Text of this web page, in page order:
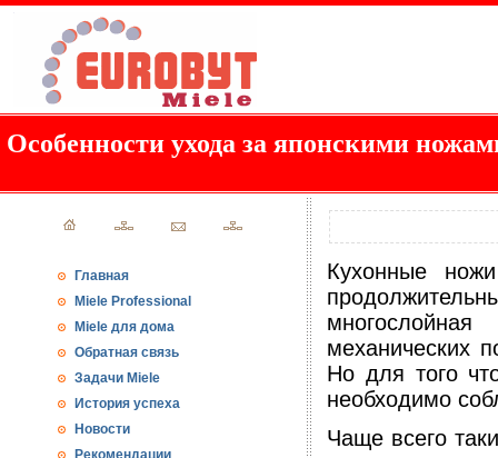
Особенности ухода за японскими
Главная
Miele Professional
Miele для дома
Обратная связь
Задачи Miele
История успеха
Новости
Рекомендации
Кухонные
механических
Но для того
необходимо
Чаще всего